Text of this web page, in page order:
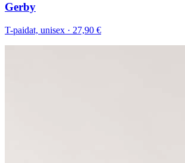
Gerby
T-paidat, unisex · 27,90 €